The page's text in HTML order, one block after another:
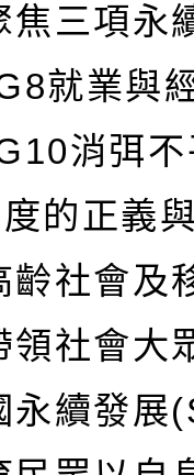
焦三項永
就業與
消弭
的正義
齡社會及
領社會大
永續發展